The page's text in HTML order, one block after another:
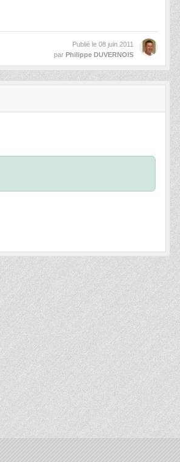
Publié le 08 juin 2011
par Philippe DUVERNOIS